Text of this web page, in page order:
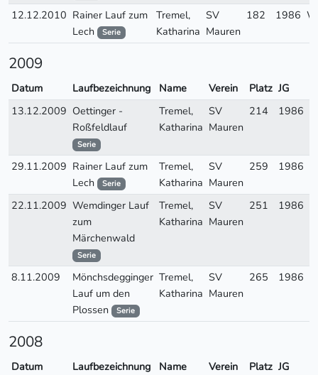
12.12.2010 Rainer Lauf zum
Lech
Serie
Tremel,
Katharina
SV
Mauren
182 1986
2009
Datum Laufbezeichnung Name Verein Platz JG
13.12.2009 Oettinger -
Roßfeldlauf
Serie
Tremel,
Katharina
SV
Mauren
214 1986
29.11.2009 Rainer Lauf zum
Lech
Serie
Tremel,
Katharina
SV
Mauren
259 1986
22.11.2009 Wemdinger Lauf
zum
Märchenwald
Serie
Tremel,
Katharina
SV
Mauren
251 1986
8.11.2009
Mönchsdegginger
Lauf um den
Plossen
Serie
Tremel,
Katharina
SV
Mauren
265 1986
2008
Datum Laufbezeichnung Name Verein Platz JG